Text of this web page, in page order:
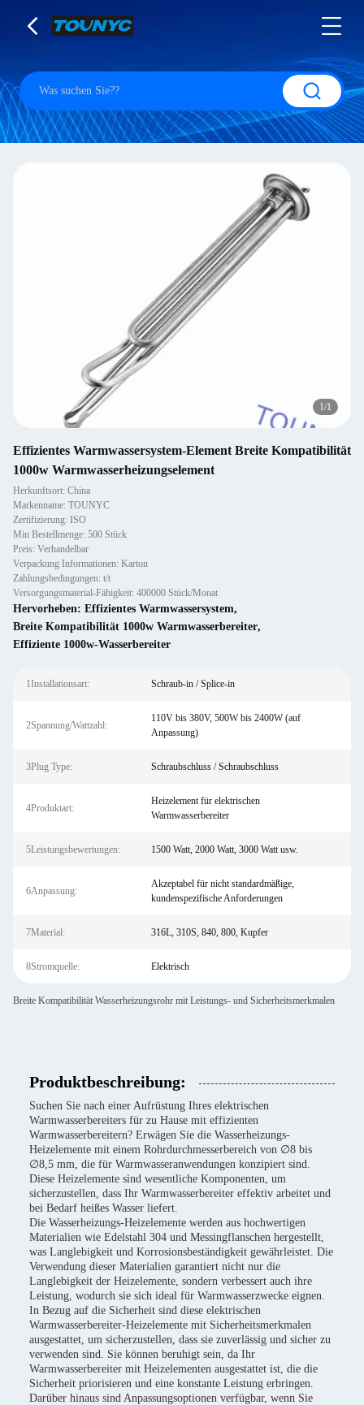
1/1
Effizientes Warmwassersystem-Element Breite Kompatibilität
1000w Warmwasserheizungselement
Herkunftsort: China
Markenname: TOUNYC
Zertifizierung: ISO
Min Bestellmenge: 500 Stück
Preis: Verhandelbar
Verpackung Informationen: Karton
Zahlungsbedingungen: t/t
Versorgungsmaterial-Fähigkeit: 400000 Stück/Monat
Hervorheben: Effizientes Warmwassersystem,
Breite Kompatibilität 1000w Warmwasserbereiter,
Effiziente 1000w-Wasserbereiter
1Installationsart: Schraub-in / Splice-in
2Spannung/Wattzahl:
110V bis 380V, 500W bis 2400W (auf
Anpassung)
3Plug Type: Schraubschluss / Schraubschluss
4Produktart:
Heizelement für elektrischen
Warmwasserbereiter
5Leistungsbewertungen: 1500 Watt, 2000 Watt, 3000 Watt usw.
6Anpassung:
Akzeptabel für nicht standardmäßige,
kundenspezifische Anforderungen
7Material: 316L, 310S, 840, 800, Kupfer
8Stromquelle: Elektrisch
Breite Kompatibilität Wasserheizungsrohr mit Leistungs- und Sicherheitsmerkmalen
Produktbeschreibung:
Suchen Sie nach einer Aufrüstung Ihres elektrischen
Warmwasserbereiters für zu Hause mit effizienten
Warmwasserbereitern? Erwägen Sie die Wasserheizungs-
Heizelemente mit einem Rohrdurchmesserbereich von ∅8 bis
∅8,5 mm, die für Warmwasseranwendungen konzipiert sind.
Diese Heizelemente sind wesentliche Komponenten, um
sicherzustellen, dass Ihr Warmwasserbereiter effektiv arbeitet und
bei Bedarf heißes Wasser liefert.
Die Wasserheizungs-Heizelemente werden aus hochwertigen
Materialien wie Edelstahl 304 und Messingflanschen hergestellt,
was Langlebigkeit und Korrosionsbeständigkeit gewährleistet. Die
Verwendung dieser Materialien garantiert nicht nur die
Langlebigkeit der Heizelemente, sondern verbessert auch ihre
Leistung, wodurch sie sich ideal für Warmwasserzwecke eignen.
In Bezug auf die Sicherheit sind diese elektrischen
Warmwasserbereiter-Heizelemente mit Sicherheitsmerkmalen
ausgestattet, um sicherzustellen, dass sie zuverlässig und sicher zu
verwenden sind. Sie können beruhigt sein, da Ihr
Warmwasserbereiter mit Heizelementen ausgestattet ist, die die
Sicherheit priorisieren und eine konstante Leistung erbringen.
Darüber hinaus sind Anpassungsoptionen verfügbar, wenn Sie